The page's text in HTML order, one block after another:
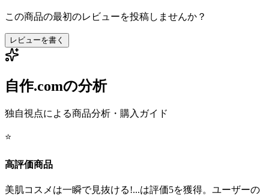
この商品の最初のレビューを投稿しませんか？
レビューを書く
自作.comの分析
独自視点による商品分析・購入ガイド
⭐
高評価商品
美肌コスメは一瞬で見抜ける!...は評価5を獲得。ユーザーの